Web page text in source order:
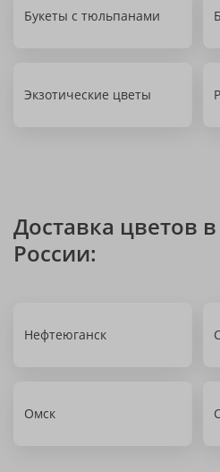
Букеты с тюльпанами
Экзотические цветы
Доставка цветов
России:
Нефтеюганск
Омск